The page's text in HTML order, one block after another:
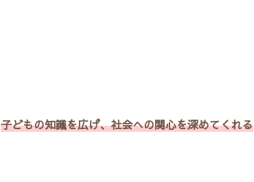
子どもの知識を広げ、社会への関心を深めてくれる